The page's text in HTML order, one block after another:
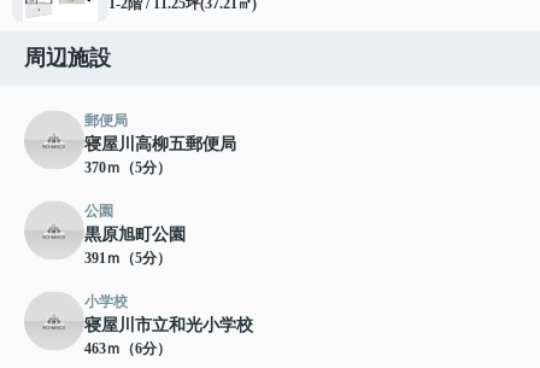
周辺施設
郵便局
寝屋川高柳五郵便局
370ｍ（5分）
公園
黒原旭町公園
391ｍ（5分）
小学校
寝屋川市立和光小学校
463ｍ（6分）